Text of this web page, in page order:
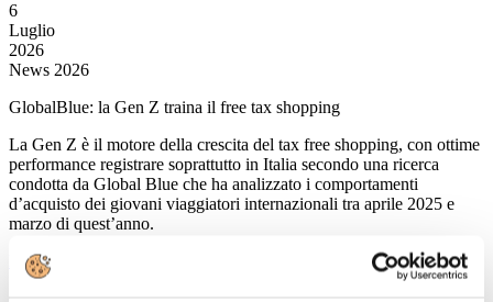
6
Luglio
2026
News 2026
GlobalBlue: la Gen Z traina il free tax shopping
La Gen Z è il motore della crescita del tax free shopping, con ottime
performance registrare soprattutto in Italia secondo una ricerca
condotta da Global Blue che ha analizzato i comportamenti
d’acquisto dei giovani viaggiatori internazionali tra aprile 2025 e
marzo di quest’anno.
Leggi tutto...
6